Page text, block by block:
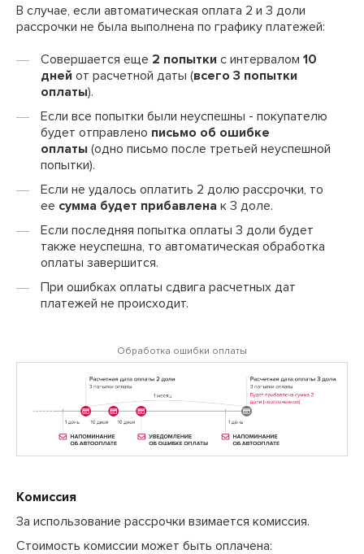
В случае, если автоматическая оплата 2 и 3 доли
рассрочки не была выполнена по графику платежей:
Совершается еще 2 попытки с интервалом 10
дней от расчетной даты (всего 3 попытки
оплаты).
Если все попытки были неуспешны - покупателю
будет отправлено письмо об ошибке
оплаты (одно письмо после третьей неуспешной
попытки).
Если не удалось оплатить 2 долю рассрочки, то
ее сумма будет прибавлена к 3 доле.
Если последняя попытка оплаты 3 доли будет
также неуспешна, то автоматическая обработка
оплаты завершится.
При ошибках оплаты сдвига расчетных дат
платежей не происходит.
Обработка ошибки оплаты
Комиссия
За использование рассрочки взимается комиссия.
Стоимость комиссии может быть оплачена: